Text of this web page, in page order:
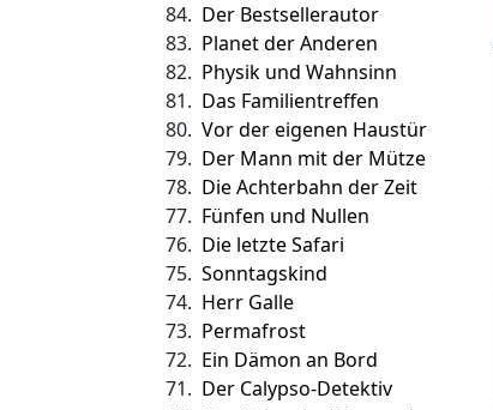
84. Der Bestsellerautor
83. Planet der Anderen
82. Physik und Wahnsinn
81. Das Familientreffen
80. Vor der eigenen Haustür
79. Der Mann mit der Mütze
78. Die Achterbahn der Zeit
77. Fünfen und Nullen
76. Die letzte Safari
75. Sonntagskind
74. Herr Galle
73. Permafrost
72. Ein Dämon an Bord
71. Der Calypso-Detektiv